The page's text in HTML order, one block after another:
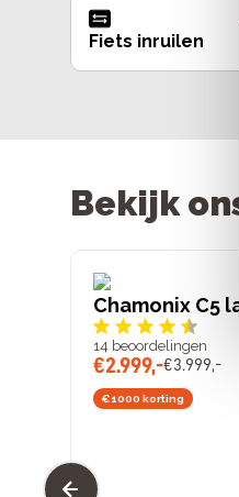
Fiets inruilen
Bekijk
Chamonix C5
14 beoordelingen
€3.999,-
€2.999,-
€1000 korting